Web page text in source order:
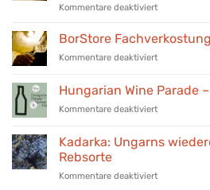
Kommentare deaktiviertfür
World
Wine
Awards
Ungarns
Weine
unserer
BorStore
Kommentare deaktiviertfür
–
24.
2026
Hungarian Wine Parade
Kommentare deaktiviertfür
Parade
25.
Kadarka: Ungarns
Rebsorte
Kommentare deaktiviertfür